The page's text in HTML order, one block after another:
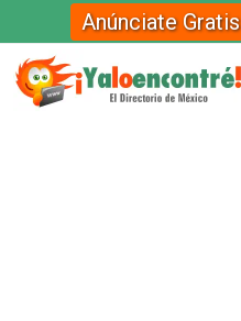
Anúnciate Gratis